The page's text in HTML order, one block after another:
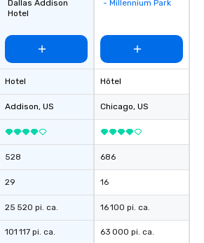
Dallas Addison
Hotel
Hotel
Addison, US
528
29
25 520 pi. ca.
101 117 pi. ca.
favorites
- Millennium Park
Hôtel
Chicago, US
686
16
16 100 pi. ca.
63 000 pi. ca.